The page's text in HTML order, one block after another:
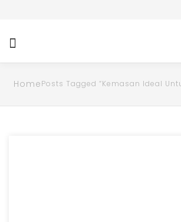
HomePosts Tagged “Kemasan Ideal